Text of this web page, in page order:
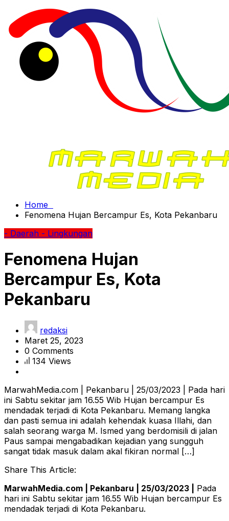
Home
Fenomena Hujan Bercampur Es, Kota Pekanbaru
- Daerah - Lingkungan
Fenomena Hujan
Bercampur Es, Kota
Pekanbaru
redaksi
Maret 25, 2023
0 Comments
134 Views
MarwahMedia.com | Pekanbaru | 25/03/2023 | Pada hari
ini Sabtu sekitar jam 16.55 Wib Hujan bercampur Es
mendadak terjadi di Kota Pekanbaru. Memang langka
dan pasti semua ini adalah kehendak kuasa Illahi, dan
salah seorang warga M. Ismed yang berdomisili di jalan
Paus sampai mengabadikan kejadian yang sungguh
sangat tidak masuk dalam akal fikiran normal […]
Share This Article:
MarwahMedia.com | Pekanbaru | 25/03/2023 |
Pada
hari ini Sabtu sekitar jam 16.55 Wib Hujan bercampur Es
mendadak terjadi di Kota Pekanbaru.